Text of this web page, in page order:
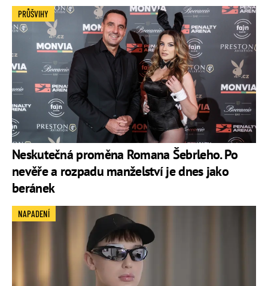
Neskutečná proměna Romana Šebrleho. Po
nevěře a rozpadu manželství je dnes jako
beránek
PRŮŠVIHY
NAPADENÍ